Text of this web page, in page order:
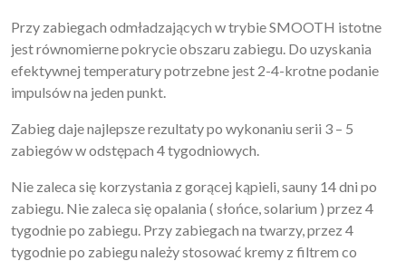
Przy zabiegach odmładzających w trybie SMOOTH istotne
jest równomierne pokrycie obszaru zabiegu. Do uzyskania
efektywnej temperatury potrzebne jest 2-4-krotne podanie
impulsów na jeden punkt.
Zabieg daje najlepsze rezultaty po wykonaniu serii 3 – 5
zabiegów w odstępach 4 tygodniowych.
Nie zaleca się korzystania z gorącej kąpieli, sauny 14 dni po
zabiegu. Nie zaleca się opalania ( słońce, solarium ) przez 4
tygodnie po zabiegu. Przy zabiegach na twarzy, przez 4
tygodnie po zabiegu należy stosować kremy z filtrem co